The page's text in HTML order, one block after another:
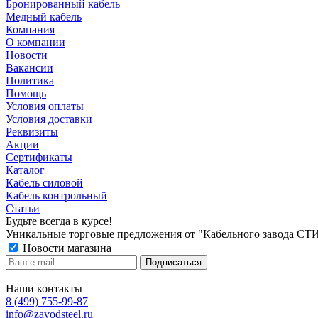
Бронированный кабель
Медный кабель
Компания
О компании
Новости
Вакансии
Политика
Помощь
Условия оплаты
Условия доставки
Реквизиты
Акции
Сертификаты
Каталог
Кабель силовой
Кабель контрольный
Статьи
Будьте всегда в курсе!
Уникальные торговые предложения от "Кабельного завода
Новости магазина
Наши контакты
8 (499) 755-99-87
info@zavodsteel.ru